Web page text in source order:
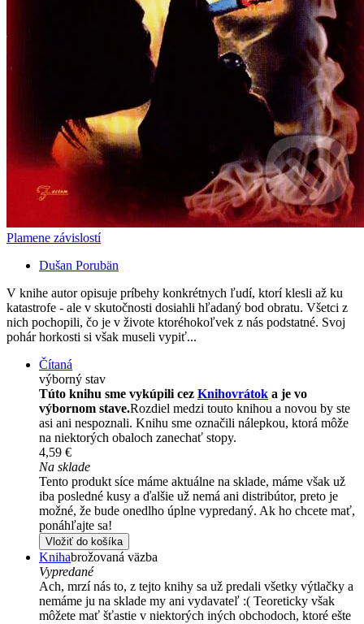
Plamene závislostí
Dušan Porubän
V knihe autor opisuje príbehy konkrétnych ľudí, ktorí klesli až ku
katastrofe - ale v skutočnosti dosiahli hľadaný bod obratu. Všetci z
nich pochopili, čo je v živote ktoréhokoľvek z nás podstatné. Svoj
pohár horkosti si však museli vypiť...
Čítaná
výborný stav
Túto knihu sme vykúpili cez Knihovrátok a je vo
výbornom stave.Rozdiel medzi touto knihou a novou by ste
asi ani nespoznali. Knihu sme označili nálepkou, ktorá môže
na niektorých obaloch zanechať stopy.
4,59 €
Na sklade
Tento produkt síce máme aktuálne na sklade, máme však už
iba posledné kusy a ďalšie už nemá ani distribútor, preto je
možné, že bude onedlho úplne vypredaný. Ak ho chcete mať,
ponáhľajte sa!
Vložiť do košíka
Knihabrožovaná väzba
Vypredané
Ach, mrzí nás to, z tejto knihy sa už predali všetky výtlačky a
nemáme ju na sklade my ani vydavateľ :( Teoreticky však
môžete mať šťastie v niektorých iných obchodoch, ktoré ešte